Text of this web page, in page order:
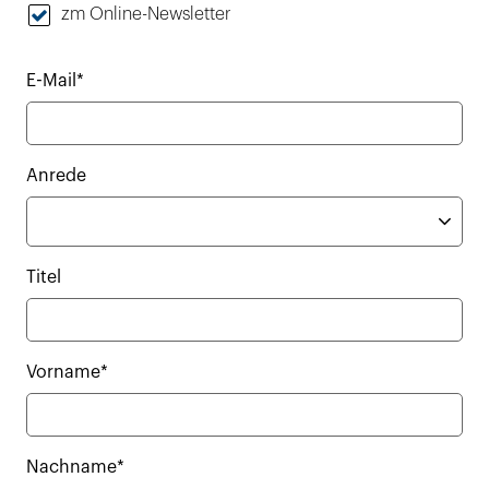
zm Online-Newsletter
E-Mail*
Anrede
Titel
Vorname*
Nachname*